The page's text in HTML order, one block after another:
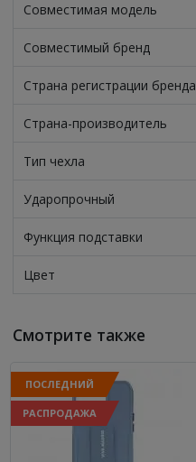
Совместимая модель
Совместимый бренд
Страна регистрации бренда
Страна-производитель
Тип чехла
Ударопрочный
Функция подставки
Цвет
Смотрите также
ПОСЛЕДНИЙ
РАСПРОДАЖА